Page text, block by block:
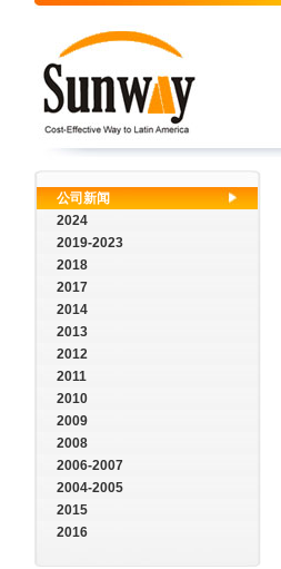
公司新闻
2024
2019-2023
2018
2017
2014
2013
2012
2011
2010
2009
2008
2006-2007
2004-2005
2015
2016